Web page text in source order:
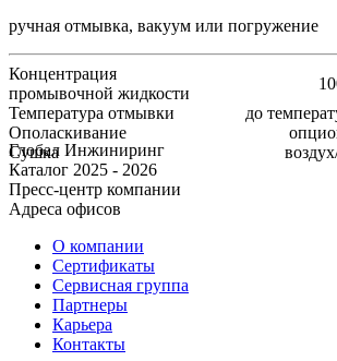
ручная отмывка, вакуум или погружение
Концентрация
промывочной жидкости
Температура отмывки
до
Ополаскивание
Сушка
Глобал Инжиниринг
Каталог 2025 - 2026
Пресс-центр компании
Адреса офисов
О компании
Сертификаты
Сервисная группа
Партнеры
Карьера
Контакты